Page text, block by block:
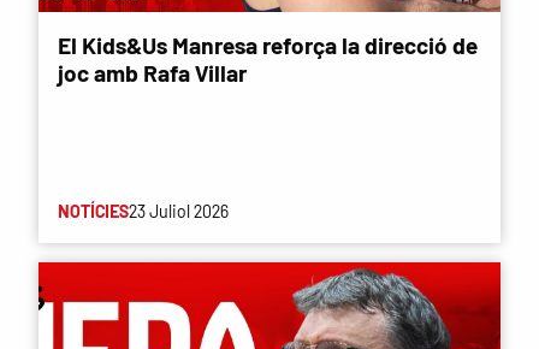
El Kids&Us Manresa reforça la direcció de
joc amb Rafa Villar
NOTÍCIES23 Juliol 2026